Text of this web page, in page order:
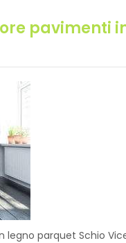
pavimenti
legno parquet Schio